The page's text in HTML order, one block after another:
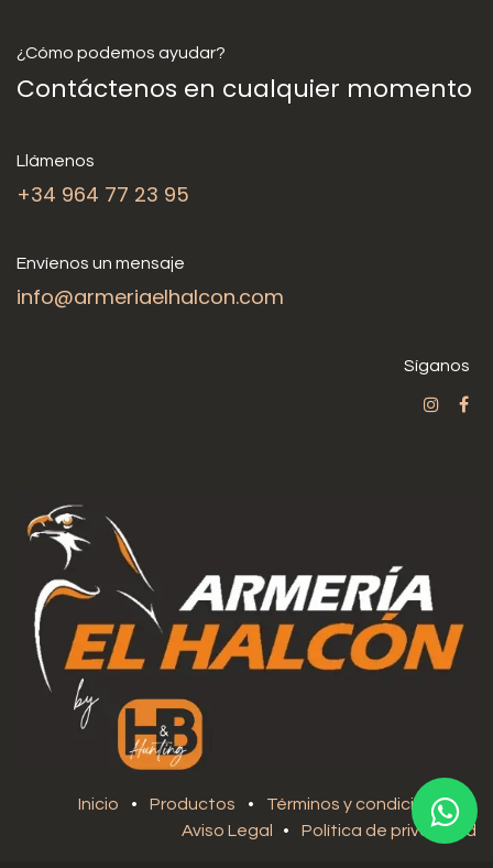
¿Cómo podemos ayudar?
Contáctenos en cualquier momento
Llámenos
+34 964 77 23 95
Envíenos un mensaje
info@armeriaelhalcon.com
Síganos
Inicio • Productos • Términos y condiciones
•
Aviso Legal
• Política de privacidad